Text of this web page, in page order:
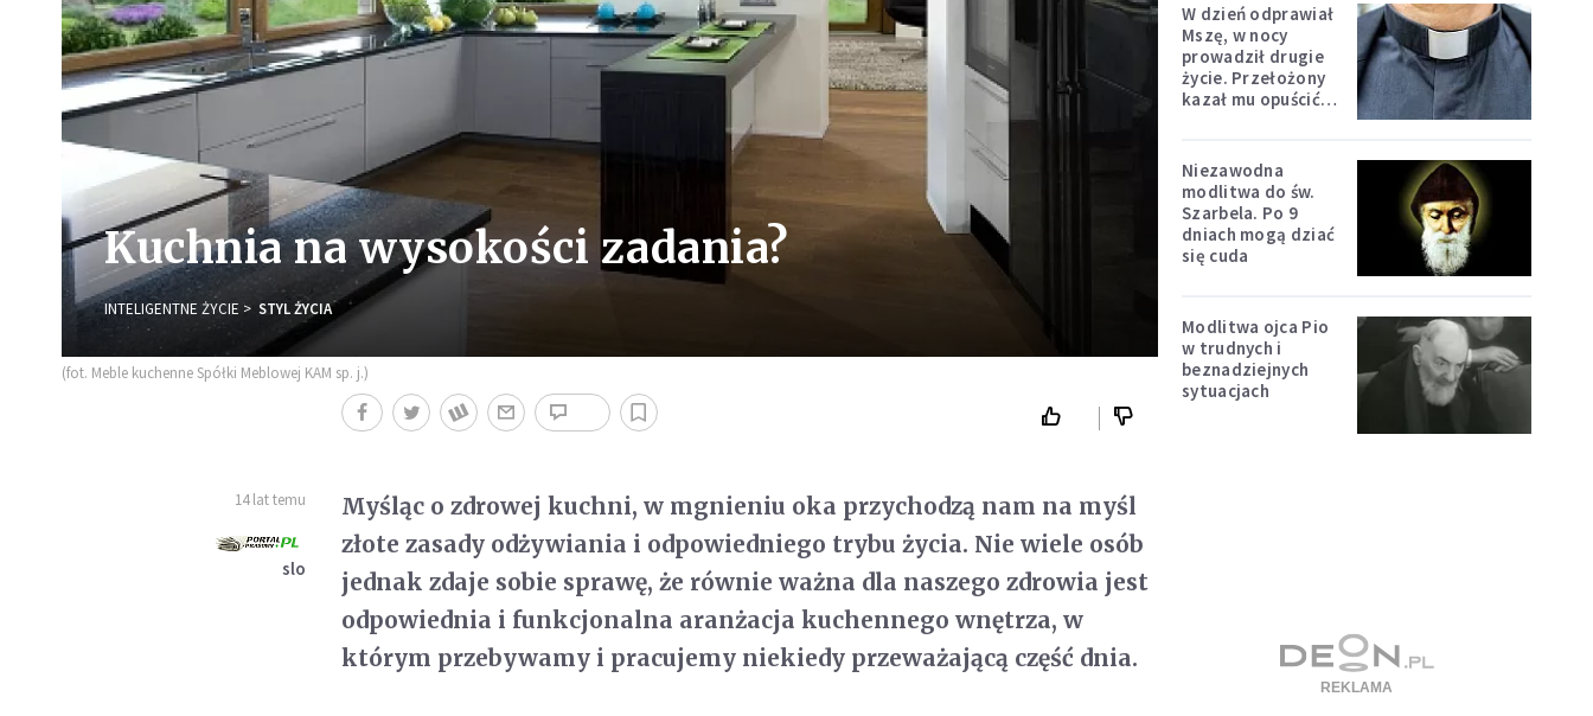
Kuchnia na wysokości zadania?
INTELIGENTNE ŻYCIE STYL ŻYCIA
(fot. Meble kuchenne Spółki Meblowej KAM sp. j.)
14 lat temu
slo
Myśląc o zdrowej kuchni, w mgnieniu oka przychodzą nam na myśl
złote zasady odżywiania i odpowiedniego trybu życia. Nie wiele osób
jednak zdaje sobie sprawę, że równie ważna dla naszego zdrowia jest
odpowiednia i funkcjonalna aranżacja kuchennego wnętrza, w
którym przebywamy i pracujemy niekiedy przeważającą część dnia.
W dzień odprawiał
Mszę, w nocy
prowadził drugie
życie. Przełożony
kazał mu opuścić
Niezawodna
modlitwa do św.
Szarbela. Po 9
dniach mogą dziać
się cuda
Modlitwa ojca Pio
w trudnych i
beznadziejnych
sytuacjach